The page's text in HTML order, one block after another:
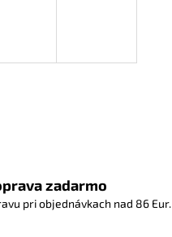
zadarmo
pri objednávkach nad 86 Eur.